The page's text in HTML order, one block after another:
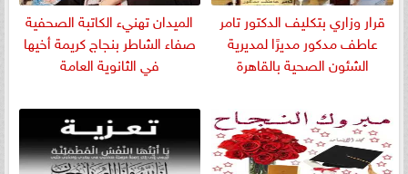
قرار وزاري بتكليف الدكتور تامر
عاطف مدكور مديرًا لمديرية
الشئون الصحية بالقاهرة
الميدان تهنيء الكاتبة الصحفية
صفاء الشاطر بنجاج كريمة أخيها
في الثانوية العامة